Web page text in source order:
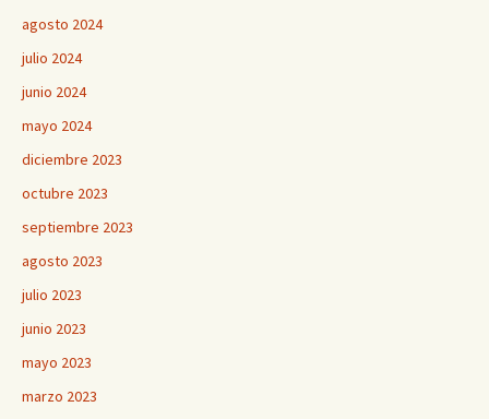
agosto 2024
julio 2024
junio 2024
mayo 2024
diciembre 2023
octubre 2023
septiembre 2023
agosto 2023
julio 2023
junio 2023
mayo 2023
marzo 2023